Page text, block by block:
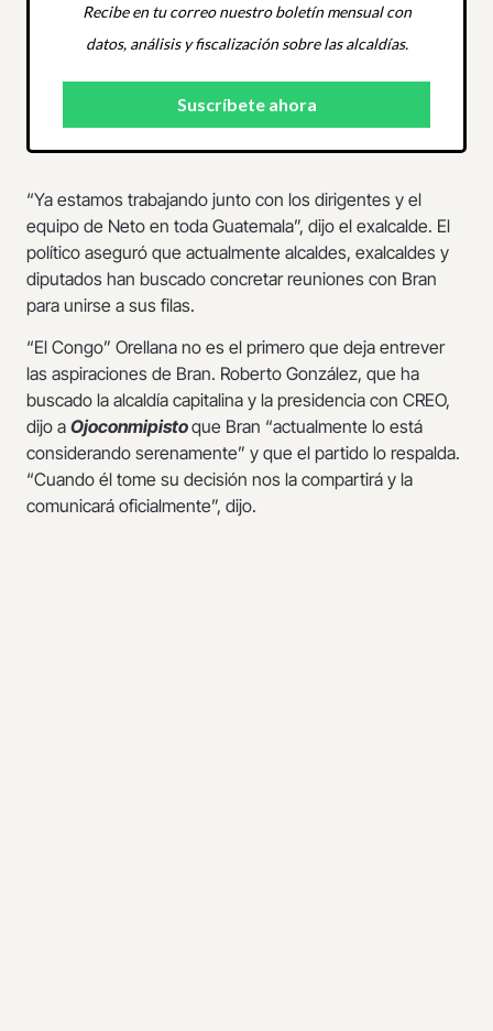
Recibe en tu correo nuestro boletín mensual con
datos, análisis y fiscalización sobre las alcaldías.
“Ya estamos trabajando junto con los dirigentes y el
equipo de Neto en toda Guatemala”, dijo el exalcalde. El
político aseguró que actualmente alcaldes, exalcaldes y
diputados han buscado concretar reuniones con Bran
para unirse a sus filas.
“El Congo” Orellana no es el primero que deja entrever
las aspiraciones de Bran. Roberto González, que ha
buscado la alcaldía capitalina y la presidencia con CREO,
dijo a Ojoconmipistoque Bran “actualmente lo está
considerando serenamente” y que el partido lo respalda.
“Cuando él tome su decisión nos la compartirá y la
comunicará oficialmente”, dijo.